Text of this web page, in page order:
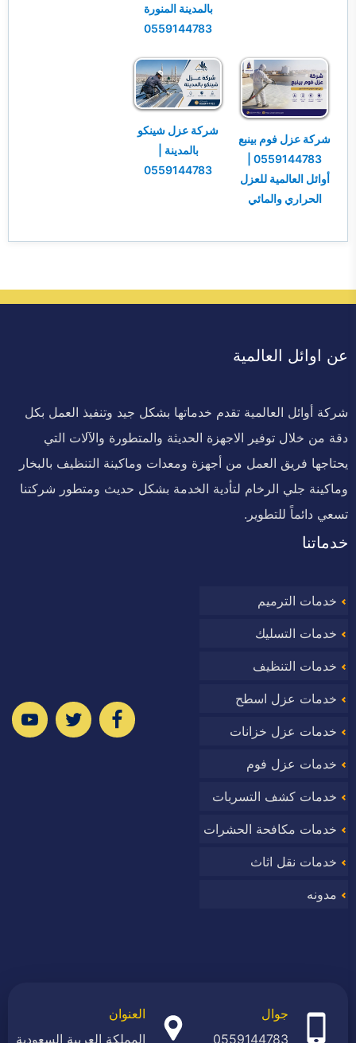
بالمدينة المنورة
0559144783
شركة عزل فوم بينبع
0559144783 |
أوائل العالمية للعزل
الحراري والمائي
شركة عزل شينكو
بالمدينة |
0559144783
عن اوائل العالمية
شركة أوائل العالمية تقدم خدماتها بشكل جيد وتنفيذ العمل بكل
دقة من خلال توفير الاجهزة الحديثة والمتطورة والآلات التي
يحتاجها فريق العمل من أجهزة ومعدات وماكينة التنظيف بالبخار
وماكينة جلي الرخام لتأدية الخدمة بشكل حديث ومتطور شركتنا
تسعي دائماً للتطوير.
خدماتنا
خدمات الترميم
خدمات التسليك
خدمات التنظيف
خدمات عزل اسطح
خدمات عزل خزانات
خدمات عزل فوم
خدمات كشف التسربات
خدمات مكافحة الحشرات
خدمات نقل اثاث
مدونه
جوال
0559144783
العنوان
المملكة العربية السعودية